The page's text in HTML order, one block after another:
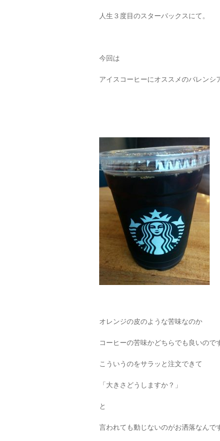
人生３度目のスターバックスにて。
今回は
アイスコーヒーにオススメのバレンシ
オレンジの皮のような苦味なのか
コーヒーの苦味かどちらでも良いので
こういうのをサラッと注文できて
「大きさどうしますか？」
と
言われても動じないのがお洒落なんで